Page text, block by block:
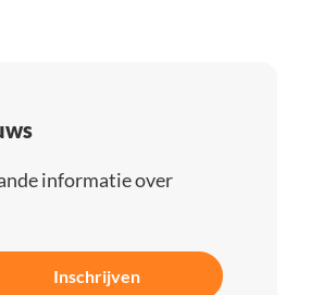
informatie over
Inschrijven